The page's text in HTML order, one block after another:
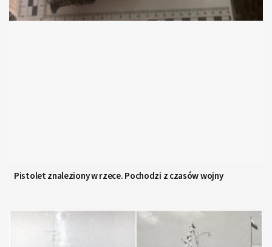
Pistolet znaleziony w rzece. Pochodzi z czasów wojny